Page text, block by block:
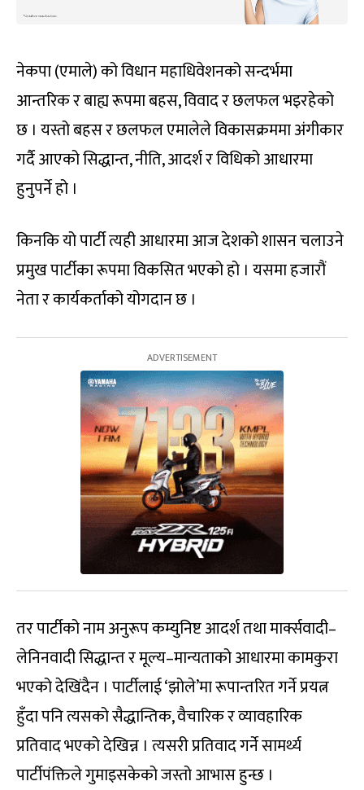
नेकपा (एमाले) को विधान महाधिवेशनको सन्दर्भमा
आन्तरिक र बाह्य रूपमा बहस, विवाद र छलफल भइरहेको
छ । यस्तो बहस र छलफल एमालेले विकासक्रममा अंगीकार
गर्दै आएको सिद्धान्त, नीति, आदर्श र विधिको आधारमा
हुनुपर्ने हो ।
किनकि यो पार्टी त्यही आधारमा आज देशको शासन चलाउने
प्रमुख पार्टीका रूपमा विकसित भएको हो । यसमा हजारौं
नेता र कार्यकर्ताको योगदान छ ।
तर पार्टीको नाम अनुरूप कम्युनिष्ट आदर्श तथा मार्क्सवादी–
लेनिनवादी सिद्धान्त र मूल्य–मान्यताको आधारमा कामकुरा
भएको देखिंदैन । पार्टीलाई ‘झोले’मा रूपान्तरित गर्ने प्रयत्न
हुँदा पनि त्यसको सैद्धान्तिक, वैचारिक र व्यावहारिक
प्रतिवाद भएको देखिन्न । त्यसरी प्रतिवाद गर्ने सामर्थ्य
पार्टीपंक्तिले गुमाइसकेको जस्तो आभास हुन्छ ।